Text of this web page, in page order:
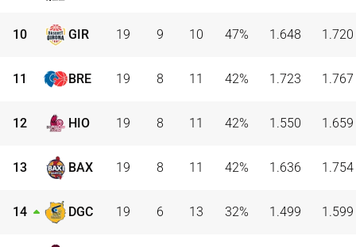
10 GIR 19 9 10 47% 1.648 1.720
11 BRE 19 8 11 42% 1.723 1.767
12 HIO 19 8 11 42% 1.550 1.659
13 BAX 19 8 11 42% 1.636 1.754
14 DGC 19 6 13 32% 1.499 1.599